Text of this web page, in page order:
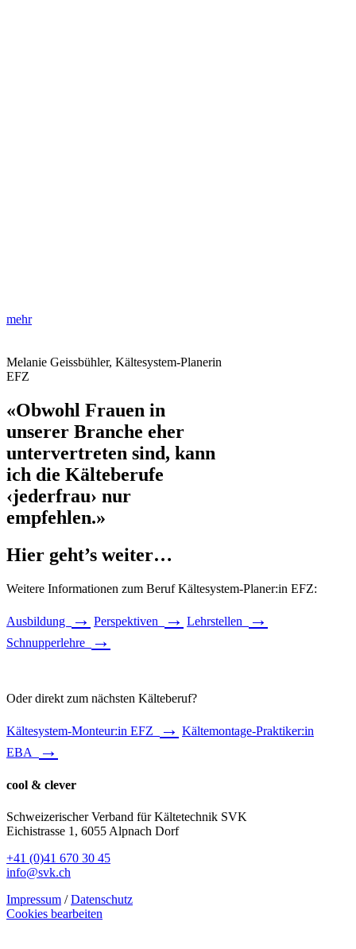
mehr
Melanie Geissbühler, Kältesystem-Planerin
EFZ
«Obwohl Frauen in
unserer Branche eher
untervertreten sind, kann
ich die Kälteberufe
‹jederfrau› nur
empfehlen.»
Hier geht’s weiter…
Weitere Informationen zum Beruf Kältesystem-Planer:in EFZ:
Ausbildung → Perspektiven → Lehrstellen →
Schnupperlehre →
Oder direkt zum nächsten Kälteberuf?
Kältesystem-Monteur:in EFZ → Kältemontage-Praktiker:in
EBA
→
cool & clever
Schweizerischer Verband für Kältetechnik SVK
Eichistrasse 1, 6055 Alpnach Dorf
+41 (0)41 670 30 45
info@svk.ch
Impressum /Datenschutz
Cookies bearbeiten